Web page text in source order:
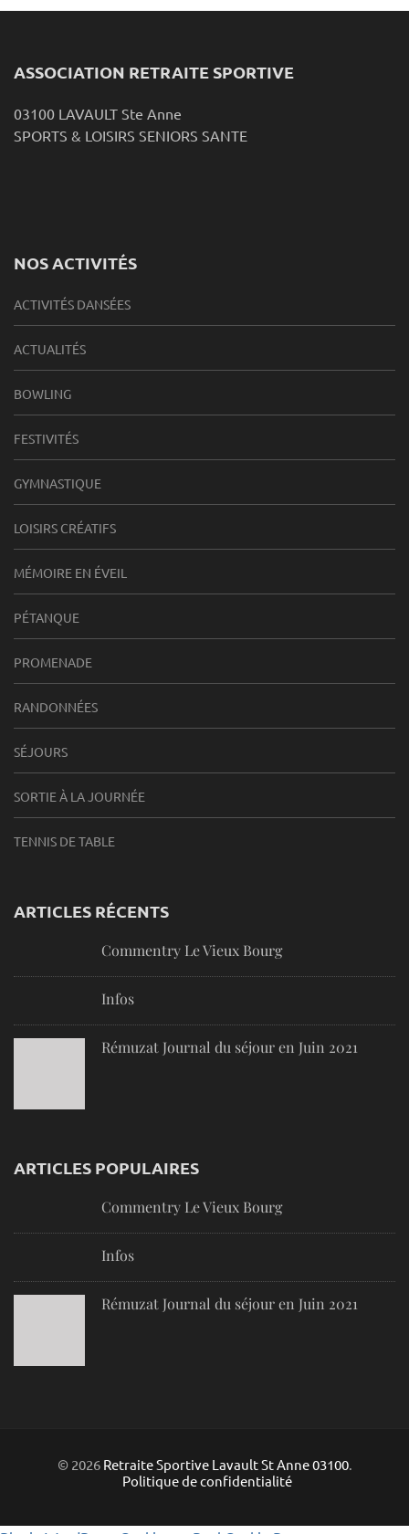
ASSOCIATION RETRAITE SPORTIVE
03100 LAVAULT Ste Anne
SPORTS & LOISIRS SENIORS SANTE
NOS ACTIVITÉS
ACTIVITÉS DANSÉES
ACTUALITÉS
BOWLING
FESTIVITÉS
GYMNASTIQUE
LOISIRS CRÉATIFS
MÉMOIRE EN ÉVEIL
PÉTANQUE
PROMENADE
RANDONNÉES
SÉJOURS
SORTIE À LA JOURNÉE
TENNIS DE TABLE
ARTICLES RÉCENTS
Commentry Le Vieux Bourg
Infos
Rémuzat Journal du séjour en Juin 2021
ARTICLES POPULAIRES
Commentry Le Vieux Bourg
Infos
Rémuzat Journal du séjour en Juin 2021
© 2026 Retraite Sportive Lavault St Anne 03100.
Politique de confidentialité